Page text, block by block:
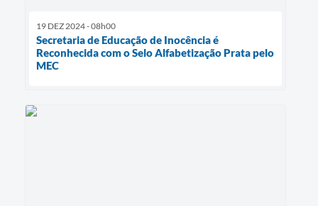
19 DEZ 2024 - 08h00
Secretaria de Educação de Inocência é
Reconhecida com o Selo Alfabetização Prata pelo
MEC